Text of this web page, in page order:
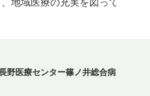
地域医療の充実を図って
野医療センター篠ノ井総合病